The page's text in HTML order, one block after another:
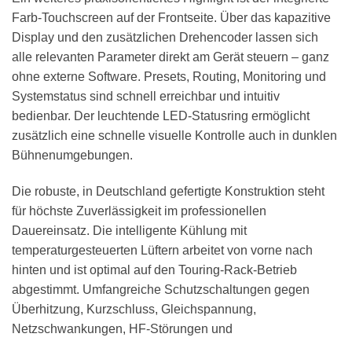
Farb-Touchscreen auf der Frontseite. Über das kapazitive
Display und den zusätzlichen Drehencoder lassen sich
alle relevanten Parameter direkt am Gerät steuern – ganz
ohne externe Software. Presets, Routing, Monitoring und
Systemstatus sind schnell erreichbar und intuitiv
bedienbar. Der leuchtende LED-Statusring ermöglicht
zusätzlich eine schnelle visuelle Kontrolle auch in dunklen
Bühnenumgebungen.
Die robuste, in Deutschland gefertigte Konstruktion steht
für höchste Zuverlässigkeit im professionellen
Dauereinsatz. Die intelligente Kühlung mit
temperaturgesteuerten Lüftern arbeitet von vorne nach
hinten und ist optimal auf den Touring-Rack-Betrieb
abgestimmt. Umfangreiche Schutzschaltungen gegen
Überhitzung, Kurzschluss, Gleichspannung,
Netzschwankungen, HF-Störungen und